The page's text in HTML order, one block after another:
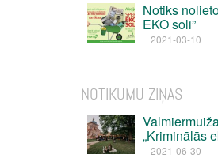
Notiks
EKO soli”
2021-03-10
NOTIKUMU ZIŅAS
„Kriminālās
2021-06-30